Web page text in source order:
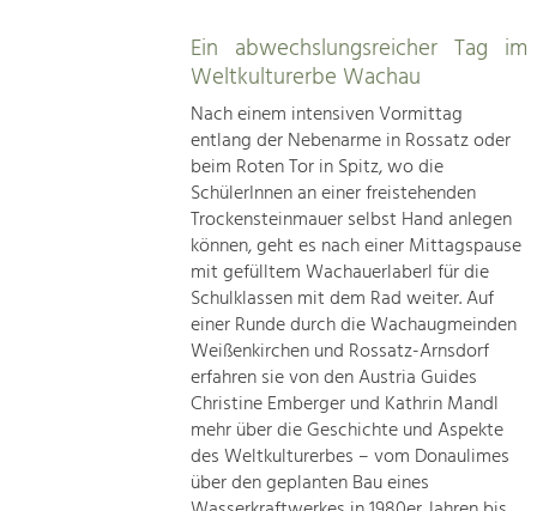
Ein abwechslungsreicher Tag im
Weltkulturerbe Wachau
Nach einem intensiven Vormittag
entlang der Nebenarme in Rossatz oder
beim Roten Tor in Spitz, wo die
SchülerInnen an einer freistehenden
Trockensteinmauer selbst Hand anlegen
können, geht es nach einer Mittagspause
mit gefülltem Wachauerlaberl für die
Schulklassen mit dem Rad weiter. Auf
einer Runde durch die Wachaugmeinden
Weißenkirchen und Rossatz-Arnsdorf
erfahren sie von den Austria Guides
Christine Emberger und Kathrin Mandl
mehr über die Geschichte und Aspekte
des Weltkulturerbes – vom Donaulimes
über den geplanten Bau eines